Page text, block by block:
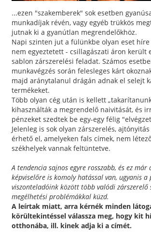
...ezen "szakemberek" sok esetben
munkadíjak révén, vagy egyéb trükkös
jutnak ki a gyanútlan megrendelőkhöz.
Napi szinten jut a fülünkbe olyan eset híre
nem egyeztetett - csillagászati áron került
sablon zárszerelési feladat. Számos
munkavégzés során felesleges kárt
majd aránytalanul drágán adnak el selejt
termékeket.
Több olyan cég után is kellett
kihasználták a megrendelő naivitását, és
pénzeket szedtek be egy-egy félig
Jelenleg is sok olyan zárszerelés,
érhető el, amelyeken fals címek, nem
székhelyek vannak feltüntetve.
A tendencia sajnos egyre rosszabb, és ez már
képviselőre is komoly hatással van, ugyanis a
viszonteladóink között több valódi zárszerelő
megélhetési problémákkal küzd.
A leírtak miatt, arra kérnék minden
körültekintéssel válassza meg, hogy kit
otthonába, ill. kinek adja ki a címét.